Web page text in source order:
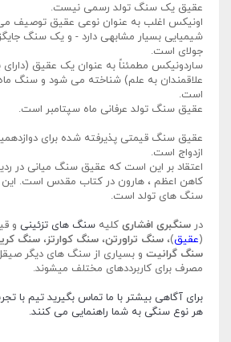
عقیق یک سنگ تولد رسمی نیست.
اونیکس اغلب به عنوان نوعی عقیق توصیف
شیمیایی بسیار مشابهی دارد - و یک سنگ
جولای است.
ساردونیکس مطمئناً به عنوان یک عقیق (دارای
علاقمندان به علم) شناخته می شود و سنگ
است.
عقیق سنگ تولد عرفانی ماه سپتامبر است.
عقیق سنگ قیمتی پذیرفته شده برای
ازدواج است.
اعتقاد بر این است که عقیق سنگ میانی در
کاهن اعظم ، هارون در کتاب مقدس است. این
سنگ های تولد است.
در سنگبری افشاری کلیه سنگ های تزئینی و
(عقیق)، سنگ تراورتن، سنگ کوارتز، سنگ
سنگ گرانیت و بسیاری از سنگ های دیگر
مصرف برای کاربرددهای مختلف میشوند.
برای آگاهی بیشتر با ما تماس بگیرید تیم با
هر نوع سنگی به شما راهنمایی می کنند.